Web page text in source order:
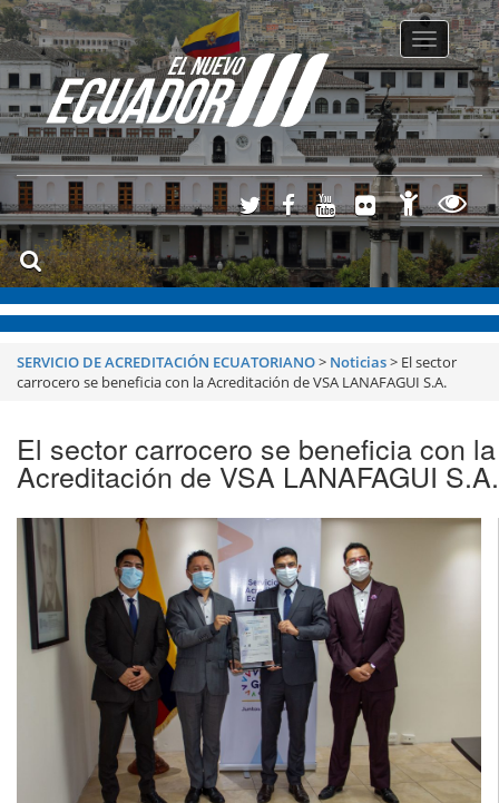
Toggle
SERVICIO DE ACREDITACIÓN ECUATORIANO> Noticias> El sector
carrocero se beneficia con la Acreditación de VSA LANAFAGUI S.A.
El sector carrocero se beneficia con la
Acreditación de VSA LANAFAGUI S.A.